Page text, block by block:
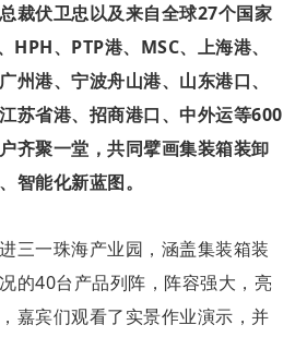
裁伏卫忠以及来自全球27个国家
HPH、PTP港、MSC、上海港、
州港、宁波舟山港、山东港口、
苏省港、招商港口、中外运等600
齐聚一堂，共同擘画集装箱装卸
智能化新蓝图。
三一珠海产业园，涵盖集装箱装
的40台产品列阵，阵容强大，亮
嘉宾们观看了实景作业演示，并